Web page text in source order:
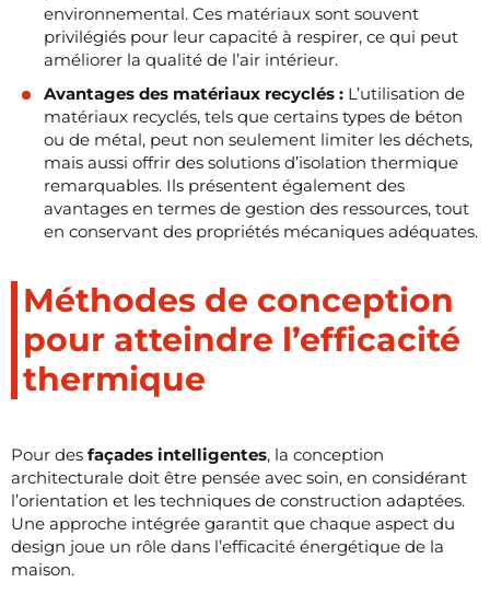
environnemental. Ces matériaux sont souvent
privilégiés pour leur capacité à respirer, ce qui peut
améliorer la qualité de l’air intérieur.
Avantages des matériaux recyclés : L’utilisation de
matériaux recyclés, tels que certains types de béton
ou de métal, peut non seulement limiter les déchets,
mais aussi offrir des solutions d’isolation thermique
remarquables. Ils présentent également des
avantages en termes de gestion des ressources, tout
en conservant des propriétés mécaniques adéquates.
Méthodes de conception
pour atteindre l’efficacité
thermique
Pour des façades intelligentes, la conception
architecturale doit être pensée avec soin, en considérant
l’orientation et les techniques de construction adaptées.
Une approche intégrée garantit que chaque aspect du
design joue un rôle dans l’efficacité énergétique de la
maison.